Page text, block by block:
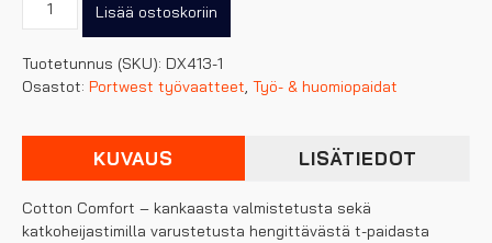
PW3
Vis
T-
Huomioluokka
määrä
Lisää ostoskoriin
Tuotetunnus (SKU): DX413-1
Osastot: Portwest työvaatteet, Työ- & huomiopaidat
KUVAUS LISÄTIEDOT
Cotton Comfort – kankaasta valmistetusta sekä
katkoheijastimilla varustetusta hengittävästä t-paidasta